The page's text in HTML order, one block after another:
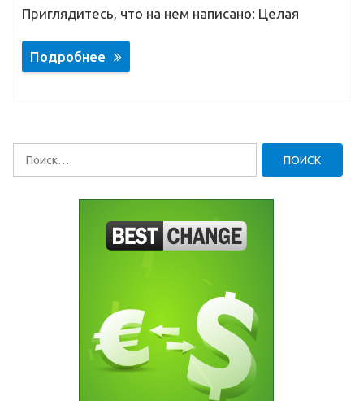
Приглядитесь, что на нем написано: Целая
Подробнее